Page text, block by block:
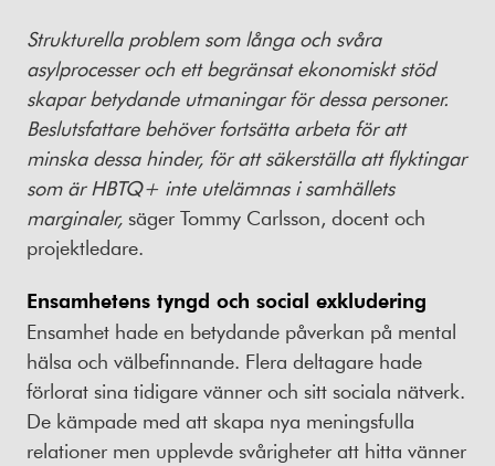
Strukturella problem som långa och svåra
asylprocesser och ett begränsat ekonomiskt stöd
skapar betydande utmaningar för dessa personer.
Beslutsfattare behöver fortsätta arbeta för att
minska dessa hinder, för att säkerställa att flyktingar
som är HBTQ+ inte utelämnas i samhällets
marginaler, säger Tommy Carlsson, docent och
projektledare.
Ensamhetens tyngd och social exkludering
Ensamhet hade en betydande påverkan på mental
hälsa och välbefinnande. Flera deltagare hade
förlorat sina tidigare vänner och sitt sociala nätverk.
De kämpade med att skapa nya meningsfulla
relationer men upplevde svårigheter att hitta vänner